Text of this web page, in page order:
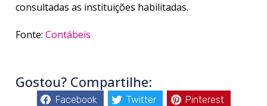
consultadas as instituições habilitadas.
Fonte: Contábeis
Gostou? Compartilhe:
Facebook Twitter
Pinterest